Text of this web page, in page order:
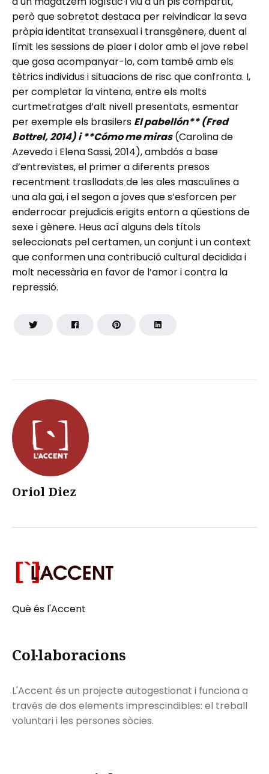
Oriol Diez
però que sobretot destaca per reivindicar la seva
pròpia identitat transexual i transgènere, duent al
límit les sessions de plaer i dolor amb el jove rebel
que gosa acompanyar-lo, com també amb els
tètrics individus i situacions de risc que confronta. I,
per completar la vintena, entre els molts
curtmetratges d’alt nivell presentats, esmentar
per exemple els brasilers El pabellón** (Fred
Bottrel, 2014) i **Cómo me miras(Carolina de
Azevedo i Elena Sassi, 2014), ambdós a base
d’entrevistes, el primer a diferents presos
recentment traslladats de les ales masculines a
una ala gai, i el segon a joves que s’esforcen per
enderrocar prejudicis erigits entorn a qüestions de
sexe i gènere. Heus ací alguns dels títols
seleccionats pel certamen, un conjunt i un context
que conformen una contribució cultural decidida i
molt necessària en favor de l’amor i contra la
repressió.
Què és l'Accent
Col·laboracions
L'Accent és un projecte autogestionat i funciona a
través de dos elements imprescindibles: el treball
voluntari i les persones sòcies.